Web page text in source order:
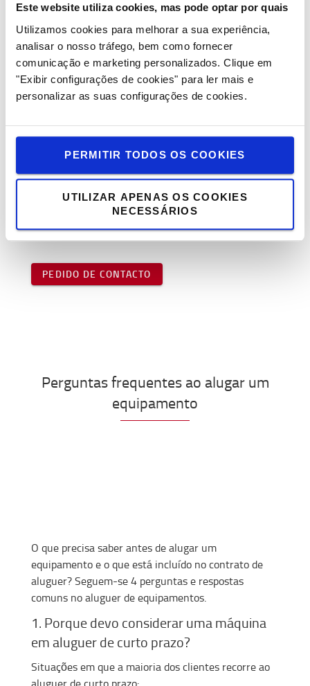
Este website utiliza cookies, mas pode optar por quais
Utilizamos cookies para melhorar a sua experiência,
analisar o nosso tráfego, bem como fornecer
comunicação e marketing personalizados. Clique em
"Exibir configurações de cookies" para ler mais e
personalizar as suas configurações de cookies.
PERMITIR TODOS OS COOKIES
UTILIZAR APENAS OS COOKIES
NECESSÁRIOS
movimentar cargas?
Pode,Reservar Aluguerselecionando o tipo de
equipamento pretendido.
Será sempre contactado pela nossa equipa, para
Pode cancelar a reserva gratuitamente (até 2 dias
personalizado sobre a nossa oferta de ACP (Aluguer
PEDIDO DE CONTACTO
Perguntas frequentes ao alugar um
equipamento
O que precisa saber antes de alugar um
equipamento e o que está incluído no contrato de
aluguer? Seguem-se 4 perguntas e respostas
comuns no aluguer de equipamentos.
1. Porque devo considerar uma máquina
em aluguer de curto prazo?
Situações em que a maioria dos clientes recorre ao